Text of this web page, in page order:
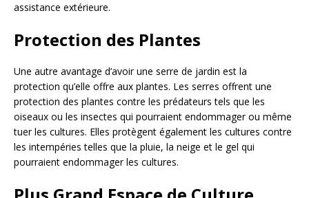
assistance extérieure.
Protection des Plantes
Une autre avantage d’avoir une serre de jardin est la
protection qu’elle offre aux plantes. Les serres offrent une
protection des plantes contre les prédateurs tels que les
oiseaux ou les insectes qui pourraient endommager ou même
tuer les cultures. Elles protègent également les cultures contre
les intempéries telles que la pluie, la neige et le gel qui
pourraient endommager les cultures.